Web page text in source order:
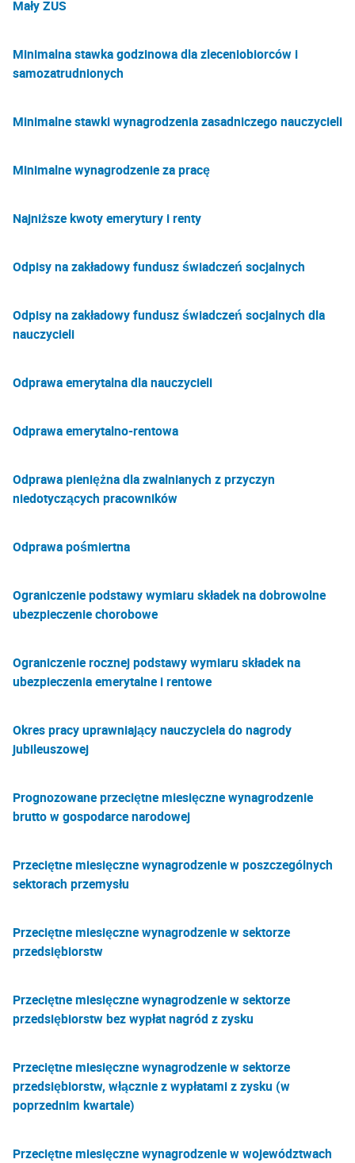
Mały ZUS
Minimalna stawka godzinowa dla zleceniobiorców i
samozatrudnionych
Minimalne stawki wynagrodzenia zasadniczego nauczycieli
Minimalne wynagrodzenie za pracę
Najniższe kwoty emerytury i renty
Odpisy na zakładowy fundusz świadczeń socjalnych
Odpisy na zakładowy fundusz świadczeń socjalnych dla
nauczycieli
Odprawa emerytalna dla nauczycieli
Odprawa emerytalno-rentowa
Odprawa pieniężna dla zwalnianych z przyczyn
niedotyczących pracowników
Odprawa pośmiertna
Ograniczenie podstawy wymiaru składek na dobrowolne
ubezpieczenie chorobowe
Ograniczenie rocznej podstawy wymiaru składek na
ubezpieczenia emerytalne i rentowe
Okres pracy uprawniający nauczyciela do nagrody
jubileuszowej
Prognozowane przeciętne miesięczne wynagrodzenie
brutto w gospodarce narodowej
Przeciętne miesięczne wynagrodzenie w poszczególnych
sektorach przemysłu
Przeciętne miesięczne wynagrodzenie w sektorze
przedsiębiorstw
Przeciętne miesięczne wynagrodzenie w sektorze
przedsiębiorstw bez wypłat nagród z zysku
Przeciętne miesięczne wynagrodzenie w sektorze
przedsiębiorstw, włącznie z wypłatami z zysku (w
poprzednim kwartale)
Przeciętne miesięczne wynagrodzenie w województwach